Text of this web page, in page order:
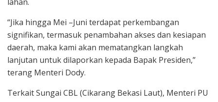
lahan.
“Jika hingga Mei –Juni terdapat perkembangan
signifikan, termasuk penambahan akses dan kesiapan
daerah, maka kami akan mematangkan langkah
lanjutan untuk dilaporkan kepada Bapak Presiden,”
terang Menteri Dody.
Terkait Sungai CBL (Cikarang Bekasi Laut), Menteri PU